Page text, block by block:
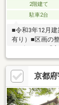
2階建て
駐車2台
■令和3年12月
有り）■区画の
28.4坪■ＪＲ「
震等級3取得（
いです♪ご内覧
さい♪担当者
京都